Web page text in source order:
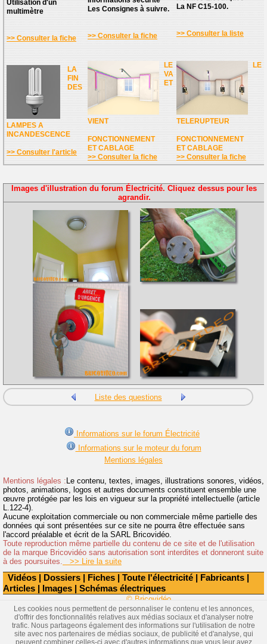
Vidéos | Dossiers | Fiches | Toute l'électricité | Fabricants |
Articles | Images | Schémas électriques
Utilisation d'un
multimètre
>> Consulter la fiche
Les Consignes à suivre.
>> Consulter la fiche
La NF C15-100.
>> Consulter la liste
LA
FIN
DES
LAMPES A
INCANDESCENCE
>> Consulter l'article
LE
VA
ET
VIENT
FONCTIONNEMENT
ET CABLAGE
>> Consulter la fiche
LE
TELERUPTEUR
FONCTIONNEMENT
ET CABLAGE
>> Consulter la fiche
Images d'illustration du forum Électricité. Cliquez dessus pour les
agrandir.
Liste des questions
Informations sur le forum Électricité
Informations sur le moteur du forum
Mentions légales
Mentions légales : Le contenu, textes, images, illustrations sonores, vidéos,
photos, animations, logos et autres documents constituent ensemble une
œuvre protégée par les lois en vigueur sur la propriété intellectuelle (article
L.122-4).
Aucune exploitation commerciale ou non commerciale même partielle des
données qui sont présentées sur ce site ne pourra être effectuée sans
l'accord préalable et écrit de la SARL Bricovidéo.
Toute reproduction même partielle du contenu de ce site et de l'utilisation
de la marque Bricovidéo sans autorisation sont interdites et donneront suite
à des poursuites. >> Lire la suite
© Bricovidéo
Les cookies nous permettent de personnaliser le contenu et les annonces,
d'offrir des fonctionnalités relatives aux médias sociaux et d'analyser notre
trafic. Nous partageons également des informations sur l'utilisation de notre
site avec nos partenaires de médias sociaux, de publicité et d'analyse, qui
peuvent combiner celles-ci avec d'autres informations que vous leur avez